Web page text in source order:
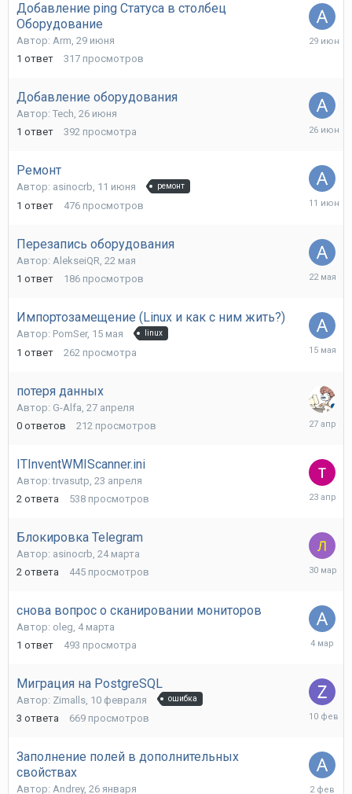
Добавление ping Статуса в столбец
Оборудование
Автор: Arm, 29 июня
1 ответ 317 просмотров
29
Добавление оборудования
Автор: Tech, 26 июня
1 ответ 392 просмотра
26
Ремонт
Автор: asinocrb, 11 июня ремонт
1 ответ 476 просмотров
11
Перезапись оборудования
Автор: AlekseiQR 22 мая
1 ответ 186 просмотров
22
Импортозамещение (Linux и как с ним жить?)
Автор: PomSer, 15 мая linux
1 ответ 262 просмотра
15
потеря данных
Автор: G-Alfa 27 апреля
0 ответов 212 просмотров
27
ITInventWMIScanner.ini
Автор:trvasutp 23 апреля
2 ответа 538 просмотров
23
Блокировка Telegram
Автор: asinocrb 24 марта
2 ответа 445 просмотров
30
снова вопрос о сканировании мониторов
Автор: oleg 4 марта
1 ответ 493 просмотра
4
Миграция на PostgreSQL
Автор: Zimalls 10 февраля ошибка
3 ответа 669 просмотров
10
Заполнение полей в дополнительных
свойствах
Автор: Andrey, 26 января
2